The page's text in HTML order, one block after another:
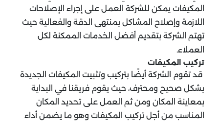
المكيفات يمكن للشركة العمل على إجراء الإصلاحات
اللازمة وإصلاح المشاكل بمنتهى الدقة والفعالية حيث
تهتم الشركة بتقديم أفضل الخدمات الممكنة لكل
العملاء.
تركيب المكيفات
قد تقوم الشركة أيضًا بتركيب وتثبيت المكيفات الجديدة
بشكل صحيح ومحترف، حيث يقوم فريقنا في البداية
بمعاينة المكان ومن ثم العمل على تحديد المكان
المناسب من أجل تركيب المكيفات وهو ما يضمن أداء